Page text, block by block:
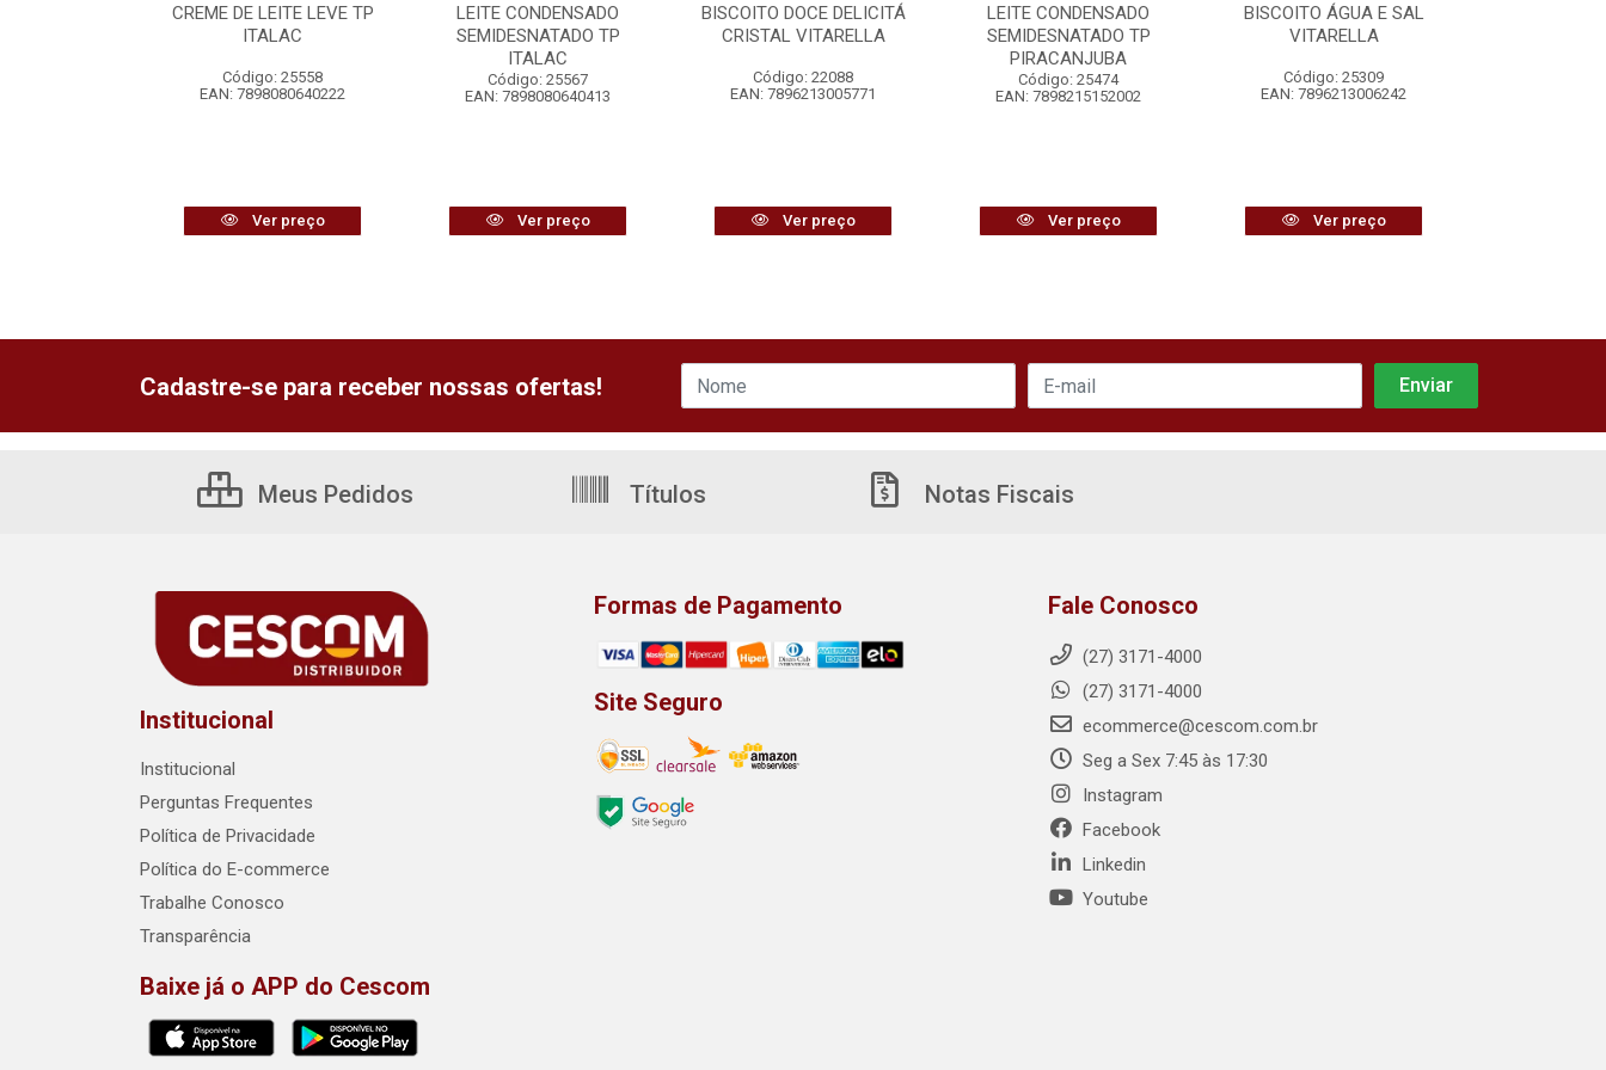
CREME DE LEITE LEVE TP
ITALAC
Código: 25558
EAN: 7898080640222
Ver preço
LEITE CONDENSADO
SEMIDESNATADO TP
ITALAC
Código: 25567
EAN: 7898080640413
Ver preço
BISCOITO DOCE DELICITÁ
CRISTAL VITARELLA
Código: 22088
EAN: 7896213005771
Ver preço
LEITE CONDENSADO
SEMIDESNATADO TP
PIRACANJUBA
Código: 25474
EAN: 7898215152002
Ver preço
BISCOITO ÁGUA E SAL
VITARELLA
Código: 25309
EAN: 7896213006242
Ver preço
Cadastre-se para receber nossas ofertas!
Meus Pedidos Títulos Notas Fiscais
Institucional
Institucional
Perguntas Frequentes
Política de Privacidade
Política do E-commerce
Trabalhe Conosco
Transparência
Baixe já o APP do Cescom
Formas de Pagamento
Site Seguro
Fale Conosco
(27) 3171-4000
(27) 3171-4000
ecommerce@cescom.com.br
Seg a Sex 7:45 às 17:30
Instagram
Facebook
Linkedin
Youtube